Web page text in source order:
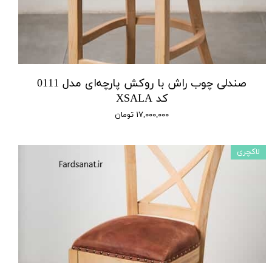
صندلی چوب راش با روکش پارچه‌ای مدل 0111
کد XSALA
۱۷,۰۰۰,۰۰۰ تومان
لاکچری